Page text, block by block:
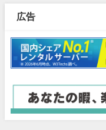
広告